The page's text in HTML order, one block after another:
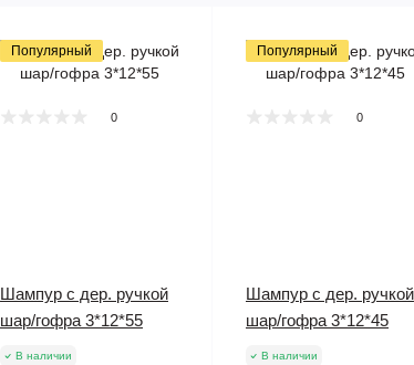
Популярный
0
Шампур с дер. ручкой
шар/гофра 3*12*55
В наличии
Популярный
0
Шампур с дер. ручкой
шар/гофра 3*12*45
В наличии